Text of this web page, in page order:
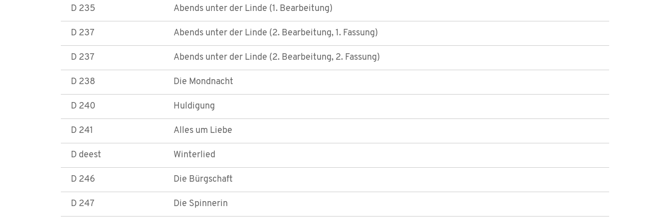
D 235 Abends unter der Linde (1. Bearbeitung)
D 237 Abends unter der Linde (2. Bearbeitung, 1. Fassung)
D 237 Abends unter der Linde (2. Bearbeitung, 2. Fassung)
D 238 Die Mondnacht
D 240 Huldigung
D 241 Alles um Liebe
D deest Winterlied
D 246 Die Bürgschaft
D 247 Die Spinnerin